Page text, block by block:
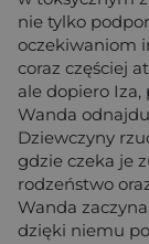
nie tylko
oczekiwaniom
coraz częściej
ale dopiero Iza,
Wanda
Dziewczyny
gdzie czeka je
rodzeństwo
Wanda
dzięki niemu